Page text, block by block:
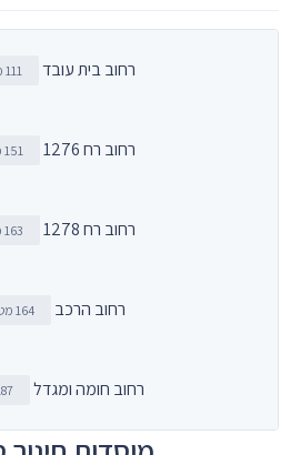
רחוב בית עובד 111 מטר
רחוב רח 1276 151 מטר
רחוב רח 1278 163 מטר
רחוב הרכב 164 מטר
רחוב חומה ומגדל 187